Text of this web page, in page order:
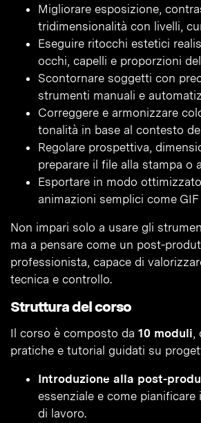
Migliorare esposizione,
tridimensionalità con livelli,
Eseguire ritocchi estetici
occhi, capelli e proporzioni
Scontornare soggetti con
strumenti manuali e
Correggere e armonizzare
tonalità in base al contesto
Regolare prospettiva,
preparare il file alla stampa o
Esportare in modo
animazioni semplici come
Non impari solo a usare gli
ma a pensare come un post-
professionista, capace di
tecnica e controllo.
Struttura del corso
Il corso è composto da 10 moduli,
pratiche e tutorial guidati su
Introduzione alla post-
essenziale e come
di lavoro.